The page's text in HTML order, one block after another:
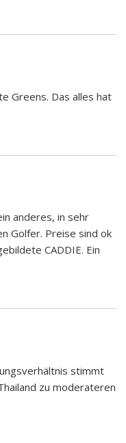
Greens. Das alles hat
anderes, in sehr
Golfer. Preise sind ok
CADDIE. Ein
stimmt
zu moderateren